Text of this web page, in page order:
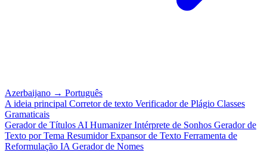
Azerbaijano → Português
A ideia principal Corretor de texto Verificador de Plágio Classes
Gramaticais
Gerador de Títulos AI HumanizerIntérprete de Sonhos Gerador de
Texto por Tema ResumidorExpansor de Texto Ferramenta de
Reformulação IA Gerador de Nomes